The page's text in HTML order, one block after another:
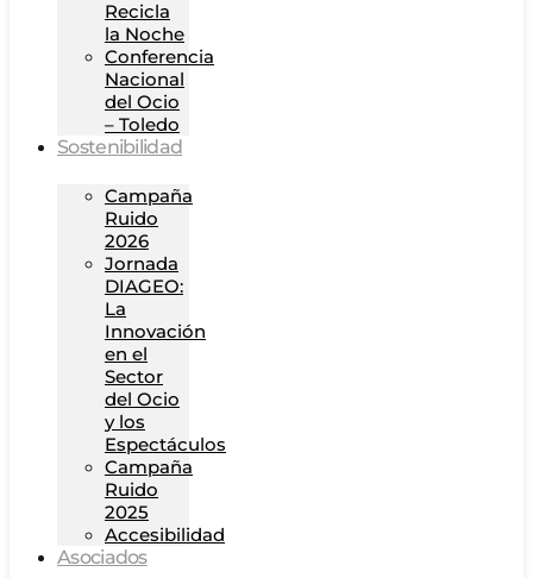
Recicla
la Noche
Conferencia
Nacional
del Ocio
– Toledo
Sostenibilidad
Campaña
Ruido
2026
Jornada
DIAGEO:
La
Innovación
en el
Sector
del Ocio
y los
Espectáculos
Campaña
Ruido
2025
Accesibilidad
Asociados